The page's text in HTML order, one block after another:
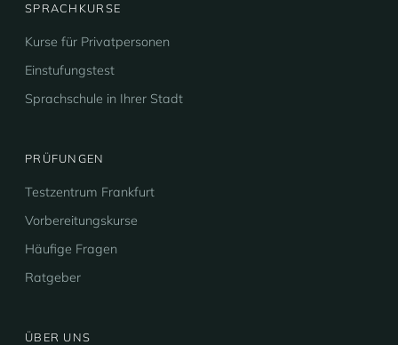
SPRACHKURSE
Kurse für Privatpersonen
Einstufungstest
Sprachschule in Ihrer Stadt
PRÜFUNGEN
Testzentrum Frankfurt
Vorbereitungskurse
Häufige Fragen
Ratgeber
ÜBER UNS